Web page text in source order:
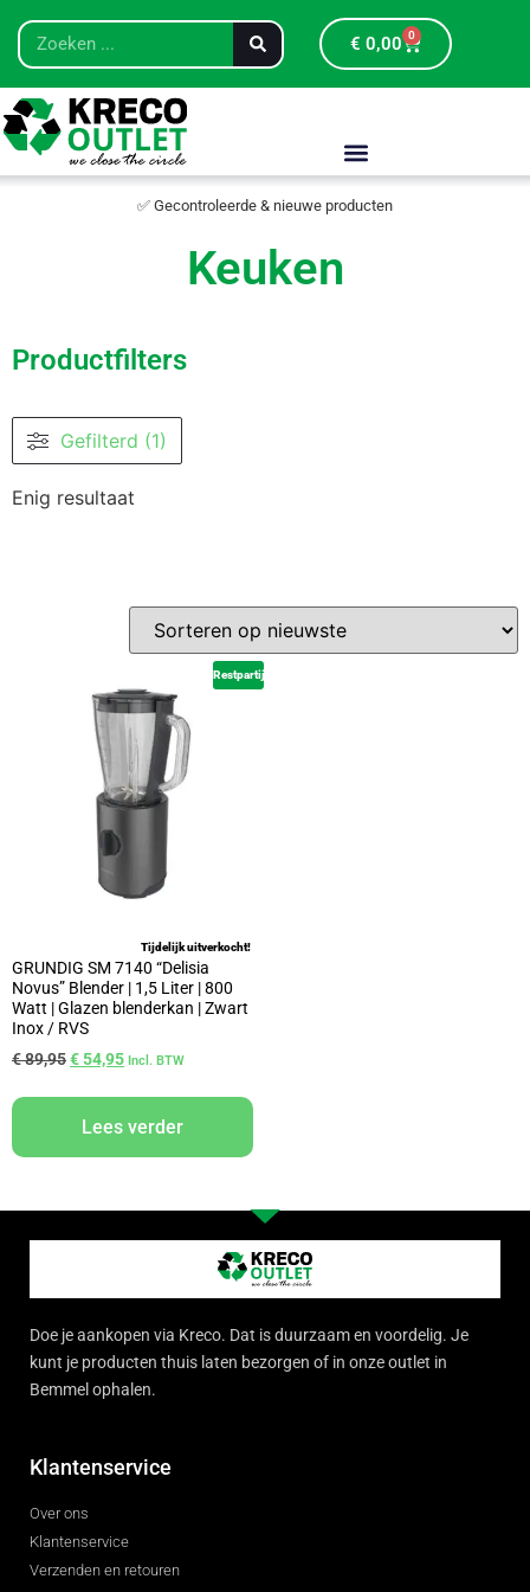
€ 0,00 0
✅ Gecontroleerde & nieuwe producten
Keuken
Productfilters
Gefilterd (1)
Enig resultaat
Restpartij
Tijdelijk uitverkocht!
GRUNDIG SM 7140 “Delisia
Novus” Blender | 1,5 Liter | 800
Watt | Glazen blenderkan | Zwart
Inox / RVS
€89,95€54,95 Incl. BTW
Lees verder
Doe je aankopen via Kreco. Dat is duurzaam en voordelig. Je
kunt je producten thuis laten bezorgen of in onze outlet in
Bemmel ophalen.
Klantenservice
Over ons
Klantenservice
Verzenden en retouren